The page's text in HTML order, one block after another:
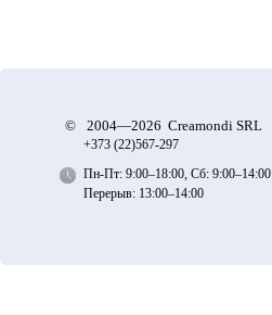
© 2004—2026 Creamondi SRL
+373 (22)567-297
Пн-Пт: 9:00–18:00, Сб: 9:00–14:00
Перерыв: 13:00–14:00